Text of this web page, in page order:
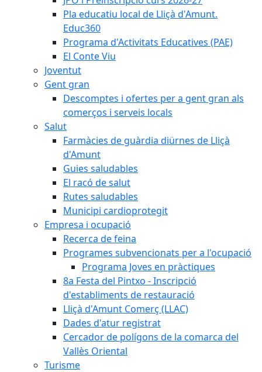
Pla educatiu local de Lliçà d'Amunt.
Educ360
Programa d'Activitats Educatives (PAE)
El Conte Viu
Joventut
Gent gran
Descomptes i ofertes per a gent gran als
comerços i serveis locals
Salut
Farmàcies de guàrdia diürnes de Lliçà
d'Amunt
Guies saludables
El racó de salut
Rutes saludables
Municipi cardioprotegit
Empresa i ocupació
Recerca de feina
Programes subvencionats per a l'ocupació
Programa Joves en pràctiques
8a Festa del Pintxo - Inscripció
d'establiments de restauració
Lliçà d'Amunt Comerç (LLAC)
Dades d'atur registrat
Cercador de polígons de la comarca del
Vallès Oriental
Turisme